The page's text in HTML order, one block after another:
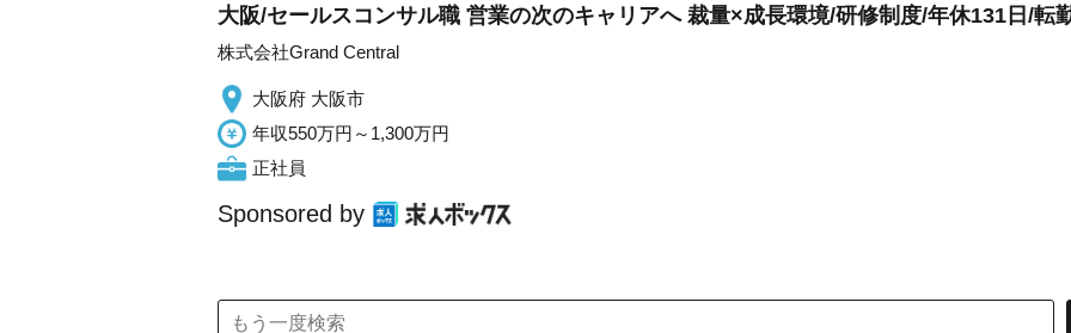
大阪/セールスコンサル職 営業の次のキャリアへ 裁量×成長環境/研修制度/年休131日/転
株式会社Grand Central
大阪府 大阪市
年収550万円～1,300万円
正社員
Sponsored by